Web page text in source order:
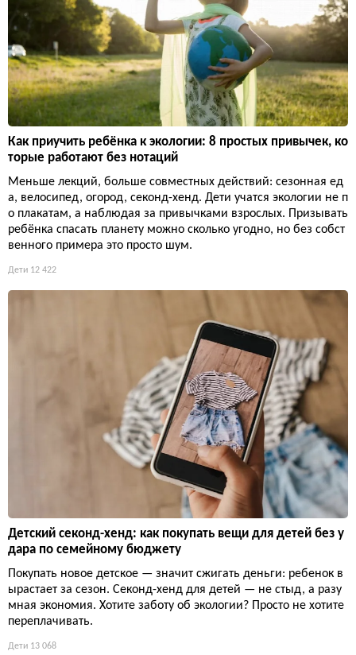
Как приучить ребёнка к экологии: 8 простых привычек, ко
торые работают без нотаций
Меньше лекций, больше совместных действий: сезонная ед
а, велосипед, огород, секонд-хенд. Дети учатся экологии не п
о плакатам, а наблюдая за привычками взрослых. Призывать
ребёнка спасать планету можно сколько угодно, но без собст
венного примера это просто шум.
Дети 12 422
Детский секонд-хенд: как покупать вещи для детей без у
дара по семейному бюджету
Покупать новое детское — значит сжигать деньги: ребенок в
ырастает за сезон. Секонд-хенд для детей — не стыд, а разу
мная экономия. Хотите заботу об экологии? Просто не хотите
переплачивать.
Дети 13 068